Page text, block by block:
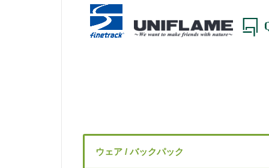
ウェア / バックパック